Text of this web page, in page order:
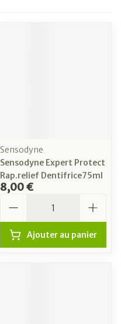
Sensodyne
Sensodyne Expert Protect
Rap.relief Dentifrice75ml
8,00 €
Ajouter au panier